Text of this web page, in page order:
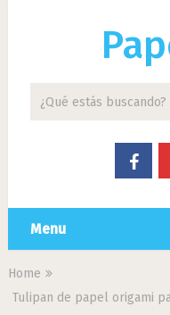
Menu
Home
Tulipan de papel origami